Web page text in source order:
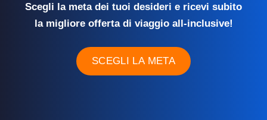
Scegli la meta dei tuoi desideri e ricevi subito
la migliore offerta di viaggio all-inclusive!
SCEGLI LA META